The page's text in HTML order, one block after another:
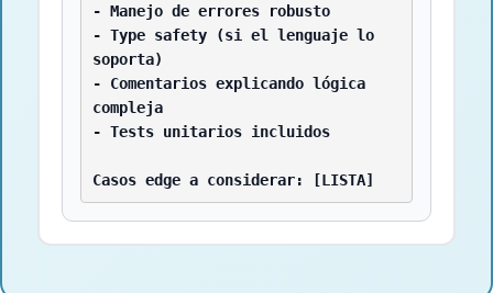
- Manejo de errores robusto
- Type safety (si el lenguaje lo
soporta)
- Comentarios explicando lógica
compleja
- Tests unitarios incluidos
Casos edge a considerar: [LISTA]